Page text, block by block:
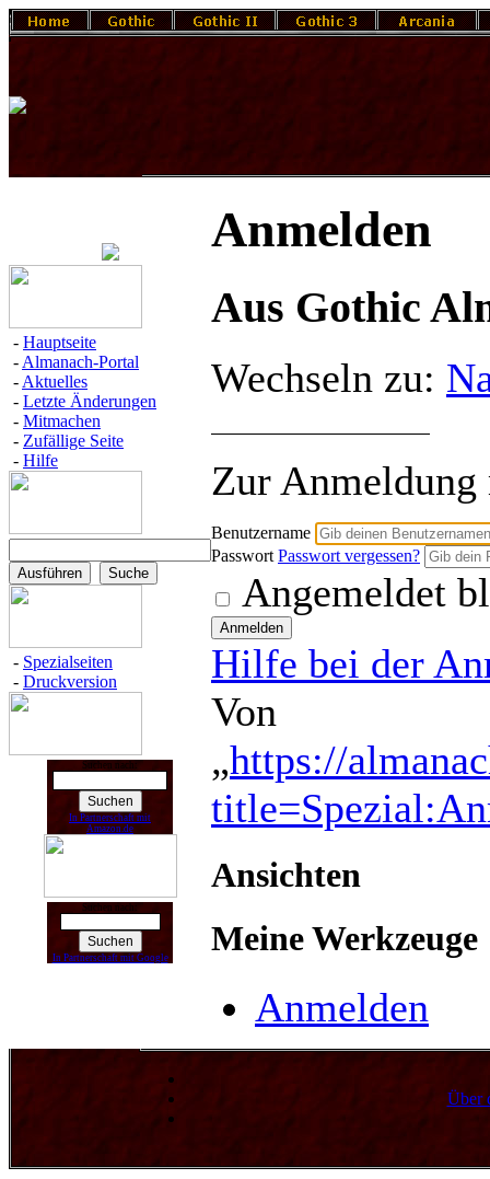
- Hauptseite
- Almanach-Portal
- Aktuelles
- Letzte Änderungen
- Mitmachen
- Zufällige Seite
- Hilfe
- Spezialseiten
- Druckversion
Suchen nach:
In Partnerschaft mit
Amazon.de
Suchen nach:
In Partnerschaft mit Google
Anmelden
Aus Gothic
Wechseln zu:
Zur Anmeldung
Benutzername
Passwort Passwort vergessen?
Angemeldet
Hilfe bei der
Von
„https://
Ansichten
Meine Werkzeuge
Anmelden
Über